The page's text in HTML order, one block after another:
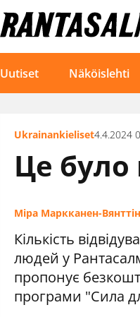
Uutiset Näköislehti
Ukrainankieliset4.4.2024
Це було
Міра Маркканен-
Кількість
людей у
пропонує
програми "Сила